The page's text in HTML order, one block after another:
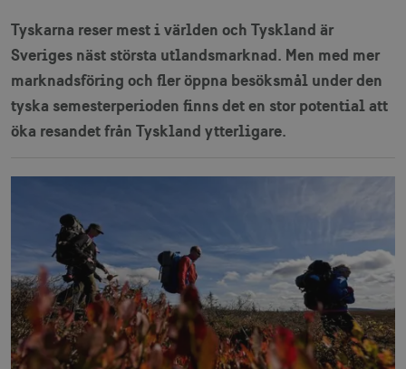
Tyskarna reser mest i världen och Tyskland är
Sveriges näst största utlandsmarknad. Men med mer
marknadsföring och fler öppna besöksmål under den
tyska semesterperioden finns det en stor potential att
öka resandet från Tyskland ytterligare.